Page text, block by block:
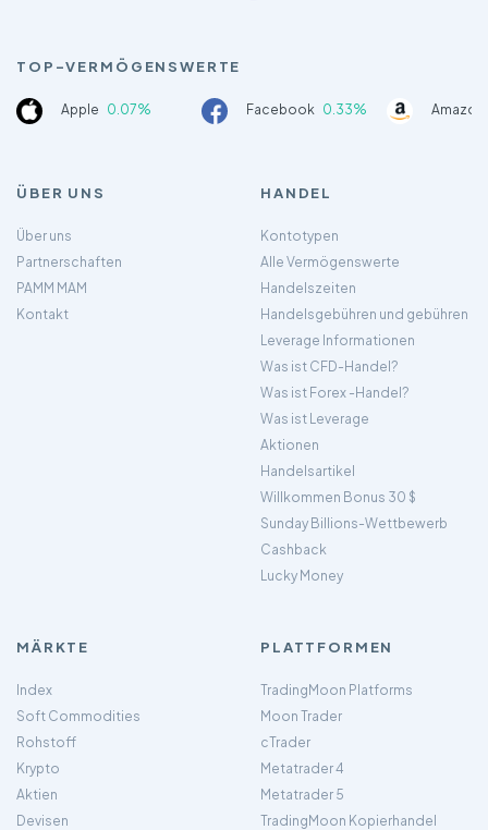
TOP-VERMÖGENSWERTE
Apple 0.07% Facebook 0.33%
ÜBER UNS
Über uns
Partnerschaften
PAMM MAM
Kontakt
HANDEL
Kontotypen
Alle Vermögenswerte
Handelszeiten
Handelsgebühren und gebühren
Leverage Informationen
Was ist CFD-Handel?
Was ist Forex -Handel?
Was ist Leverage
Aktionen
Handelsartikel
Willkommen Bonus 30 $
Sunday Billions-Wettbewerb
Cashback
Lucky Money
MÄRKTE
Index
Soft Commodities
Rohstoff
Krypto
Aktien
Devisen
PLATTFORMEN
TradingMoon Platforms
Moon Trader
cTrader
Metatrader 4
Metatrader 5
TradingMoon Kopierhandel